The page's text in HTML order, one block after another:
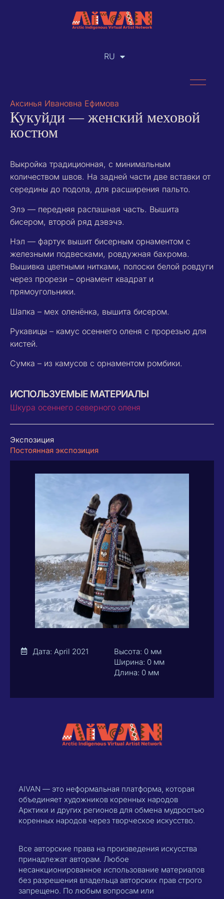
RU
EN
Аксинья Ивановна Ефимова
Кукуйди — женский меховой
костюм
Выкройка традиционная, с минимальным
количеством швов. На задней части две вставки от
середины до подола, для расширения пальто.
Элэ — передняя распашная часть. Вышита
бисером, второй ряд дэвэчэ.
Нэл — фартук вышит бисерным орнаментом с
железными подвесками, ровдужная бахрома.
Вышивка цветными нитками, полоски белой ровдуги
через прорези – орнамент квадрат и
прямоугольники.
Шапка – мех оленёнка, вышита бисером.
Рукавицы – камус осеннего оленя с прорезью для
кистей.
Сумка – из камусов с орнаментом ромбики.
ИСПОЛЬЗУЕМЫЕ МАТЕРИАЛЫ
Шкура осеннего северного оленя
Экспозиция
Постоянная экспозиция
Дата: April 2021
Высота: 0 мм
Ширина: 0 мм
Длина: 0 мм
AIVAN — это неформальная платформа, которая
объединяет художников коренных народов
Арктики и других регионов для обмена мудростью
коренных народов через творческое искусство.
Все авторские права на произведения искусства
принадлежат авторам. Любое
несанкционированное использование материалов
без разрешения владельца авторских прав строго
запрещено. По любым вопросам или